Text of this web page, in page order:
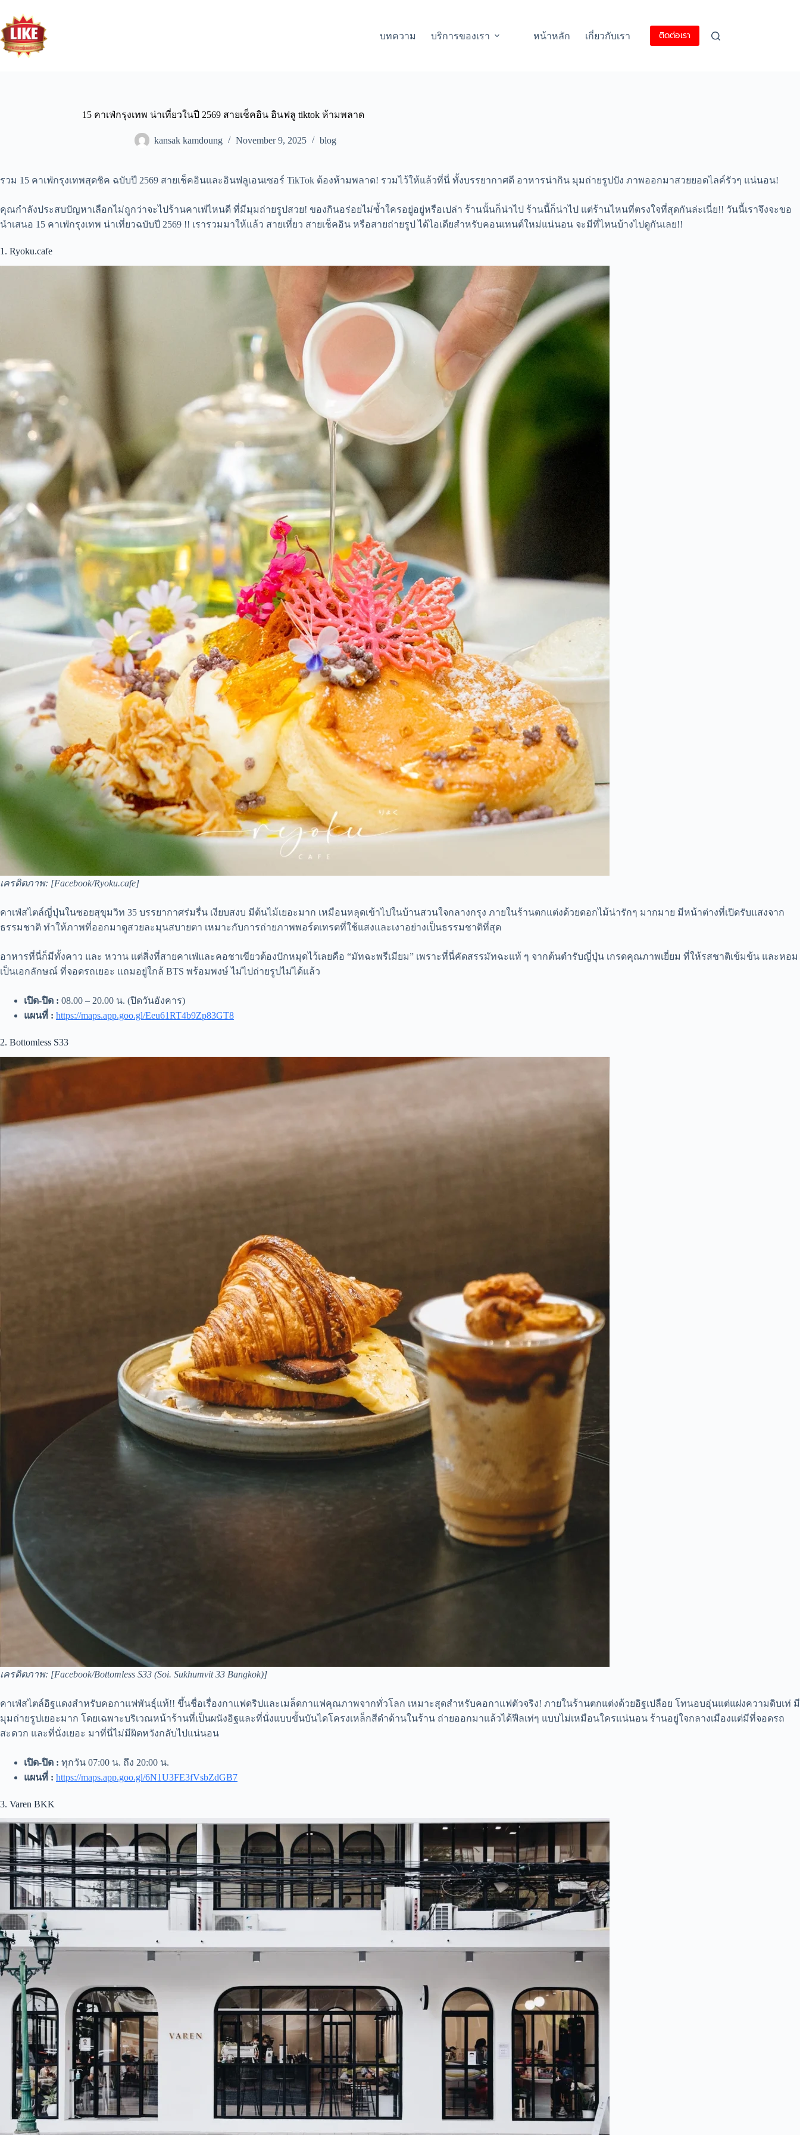
บทความ บริการของเรา หน้าหลัก เกี่ยวกับเรา ติดต่อเรา
15 คาเฟ่กรุงเทพ น่าเที่ยวในปี 2569 สายเช็คอิน อินฟลู tiktok ห้ามพลาด
kansak kamdoung November 9, 2025 blog
รวม 15 คาเฟ่กรุงเทพสุดชิค ฉบับปี 2569 สายเช็คอินและอินฟลูเอนเซอร์ TikTok ต้องห้ามพลาด! รวมไว้ให้แล้วที่นี่ ทั้งบรรยากาศดี อาหารน่ากิน มุมถ่ายรูปปัง ภาพออกมาสวยยอดไลค์รัวๆ แน่นอน!
คุณกำลังประสบปัญหาเลือกไม่ถูกว่าจะไปร้านคาเฟ่ไหนดี ที่มีมุมถ่ายรูปสวย! ของกินอร่อยไม่ซ้ำใครอยู่อยู่หรือเปล่า ร้านนั้นก็น่าไป ร้านนี้ก็น่าไป แต่ร้านไหนที่ตรงใจที่สุดกันล่ะเนี่ย!! วันนี้เราจึงจะขอ
นำเสนอ 15 คาเฟ่กรุงเทพ น่าเที่ยวฉบับปี 2569 !! เรารวมมาให้แล้ว สายเที่ยว สายเช็คอิน หรือสายถ่ายรูป ได้ไอเดียสำหรับคอนเทนต์ใหม่แน่นอน จะมีที่ไหนบ้างไปดูกันเลย!!
1. Ryoku.cafe
เครดิตภาพ: [Facebook/Ryoku.cafe]
คาเฟ่สไตล์ญี่ปุ่นในซอยสุขุมวิท 35 บรรยากาศร่มรื่น เงียบสงบ มีต้นไม้เยอะมาก เหมือนหลุดเข้าไปในบ้านสวนใจกลางกรุง ภายในร้านตกแต่งด้วยดอกไม้น่ารักๆ มากมาย มีหน้าต่างที่เปิดรับแสงจาก
ธรรมชาติ ทำให้ภาพที่ออกมาดูสวยละมุนสบายตา เหมาะกับการถ่ายภาพพอร์ตเทรตที่ใช้แสงและเงาอย่างเป็นธรรมชาติที่สุด
อาหารที่นี่ก็มีทั้งคาว และ หวาน แต่สิ่งที่สายคาเฟ่และคอชาเขียวต้องปักหมุดไว้เลยคือ “มัทฉะพรีเมียม” เพราะที่นี่คัดสรรมัทฉะแท้ ๆ จากต้นตำรับญี่ปุ่น เกรดคุณภาพเยี่ยม ที่ให้รสชาติเข้มข้น และหอม
เป็นเอกลักษณ์ ที่จอดรถเยอะ แถมอยู่ใกล้ BTS พร้อมพงษ์ ไม่ไปถ่ายรูปไม่ได้แล้ว
เปิด-ปิด : 08.00 – 20.00 น. (ปิดวันอังคาร)
แผนที่ : https://maps.app.goo.gl/Eeu61RT4b9Zp83GT8
2. Bottomless S33
เครดิตภาพ: [Facebook/Bottomless S33 (Soi. Sukhumvit 33 Bangkok)]
คาเฟ่สไตล์อิฐแดงสำหรับคอกาแฟพันธุ์แท้!! ขึ้นชื่อเรื่องกาแฟดริปและเมล็ดกาแฟคุณภาพจากทั่วโลก เหมาะสุดสำหรับคอกาแฟตัวจริง! ภายในร้านตกแต่งด้วยอิฐเปลือย โทนอบอุ่นแต่แฝงความดิบเท่ มี
มุมถ่ายรูปเยอะมาก โดยเฉพาะบริเวณหน้าร้านที่เป็นผนังอิฐและที่นั่งแบบขั้นบันไดโครงเหล็กสีดำด้านในร้าน ถ่ายออกมาแล้วได้ฟีลเท่ๆ แบบไม่เหมือนใครแน่นอน ร้านอยู่ใจกลางเมืองแต่มีที่จอดรถ
สะดวก และที่นั่งเยอะ มาที่นี่ไม่มีผิดหวังกลับไปแน่นอน
เปิด-ปิด : ทุกวัน 07:00 น. ถึง 20:00 น.
แผนที่ : https://maps.app.goo.gl/6N1U3FE3fVsbZdGB7
3. Varen BKK